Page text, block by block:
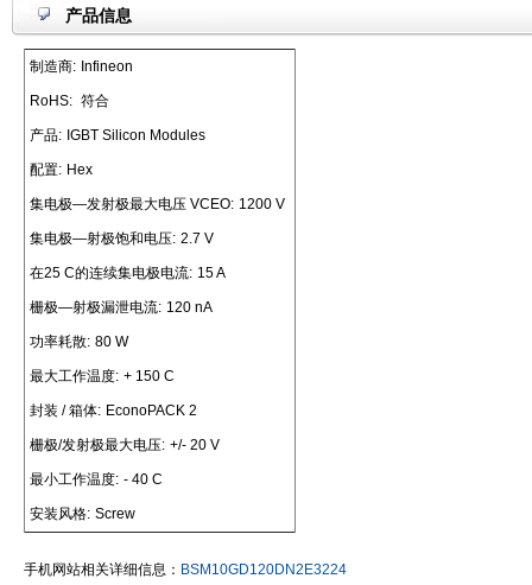
产品信息
制造商: Infineon
RoHS: 符合
产品: IGBT Silicon Modules
配置: Hex
集电极—发射极最大电压 VCEO: 1200 V
集电极—射极饱和电压: 2.7 V
在25 C的连续集电极电流: 15 A
栅极—射极漏泄电流: 120 nA
功率耗散: 80 W
最大工作温度: + 150 C
封装 / 箱体: EconoPACK 2
栅极/发射极最大电压: +/- 20 V
最小工作温度: - 40 C
安装风格: Screw
手机网站相关详细信息： BSM10GD120DN2E3224